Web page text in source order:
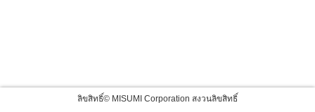
ลิขสิทธิ์© MISUMI Corporation สงวนลิขสิทธิ์